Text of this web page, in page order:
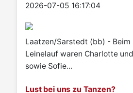
Details
2026-07-05 16:17:04
Laatzen/Sarstedt (bb) - Beim
Leinelauf waren Charlotte
sowie Sofie...
Lust bei uns zu Tanzen?